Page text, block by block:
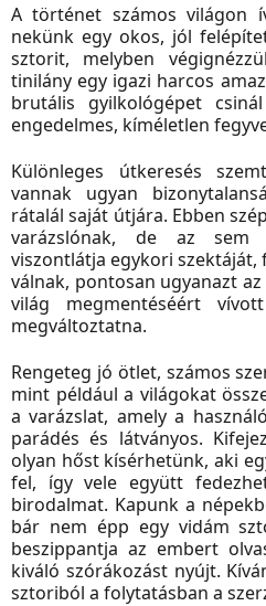
A történet számos világon
nekünk egy okos, jól
sztorit, melyben
tinilány egy igazi harcos
brutális gyilkológépet
engedelmes, kíméletlen
Különleges útkeresés
vannak ugyan
rátalál saját útjára. Ebben
varázslónak, de az sem
viszontlátja egykori
válnak, pontosan ugyanazt
világ megmentéséért
megváltoztatna.
Rengeteg jó ötlet, számos
mint például a világokat
a varázslat, amely a
parádés és látványos.
olyan hőst kísérhetünk, aki
fel, így vele együtt
birodalmat. Kapunk a
bár nem épp egy vidám
beszippantja az embert
kiváló szórákozást nyújt.
sztoriból a folytatásban a